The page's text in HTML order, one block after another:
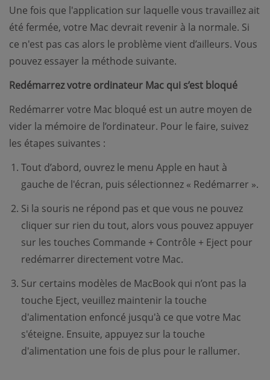
Une fois que l'application sur laquelle vous travaillez ait
été fermée, votre Mac devrait revenir à la normale. Si
ce n'est pas cas alors le problème vient d’ailleurs. Vous
pouvez essayer la méthode suivante.
Redémarrez votre ordinateur Mac qui s’est bloqué
Redémarrer votre Mac bloqué est un autre moyen de
vider la mémoire de l’ordinateur. Pour le faire, suivez
les étapes suivantes :
Tout d’abord, ouvrez le menu Apple en haut à
gauche de l'écran, puis sélectionnez « Redémarrer ».
Si la souris ne répond pas et que vous ne pouvez
cliquer sur rien du tout, alors vous pouvez appuyer
sur les touches Commande + Contrôle + Eject pour
redémarrer directement votre Mac.
Sur certains modèles de MacBook qui n’ont pas la
touche Eject, veuillez maintenir la touche
d'alimentation enfoncé jusqu'à ce que votre Mac
s'éteigne. Ensuite, appuyez sur la touche
d'alimentation une fois de plus pour le rallumer.